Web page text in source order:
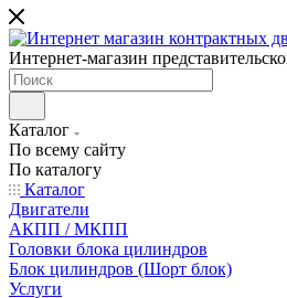
Интернет-магазин
Каталог
По всему сайту
По каталогу
Каталог
Двигатели
АКПП / МКПП
Головки блока цилиндров
Блок цилиндров (Шорт блок)
Услуги